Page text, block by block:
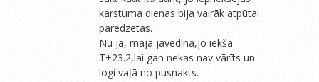
karstuma dienas bija vairāk atpūtai
paredzētas.
Nu jā, māja jāvēdina,jo iekšā
T+23.2,lai gan nekas nav vārīts un
logi vaļā no pusnakts.